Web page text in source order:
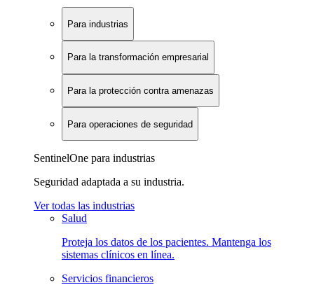
Para industrias
Para la transformación empresarial
Para la protección contra amenazas
Para operaciones de seguridad
SentinelOne para industrias
Seguridad adaptada a su industria.
Ver todas las industrias
Salud
Proteja los datos de los pacientes. Mantenga los
sistemas clínicos en línea.
Servicios financieros